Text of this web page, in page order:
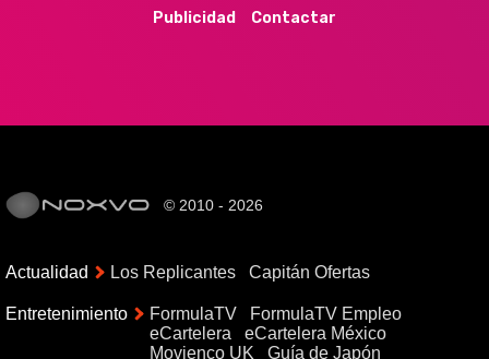
Publicidad
Contactar
© 2010 - 2026
Actualidad Los Replicantes Capitán Ofertas
Entretenimiento FormulaTV
FormulaTV Empleo
eCartelera
eCartelera México
Movienco UK
Guía de Japón